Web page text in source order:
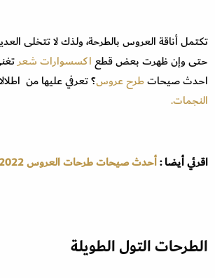
تكتمل أناقة العروس بالطرحة، ولذك لا تتخلى
حتى وإن ظهرت بعض قطعاكسسوارات شعر
احدث صيحاتطرح عروس؟ تعرفي عليها من
النجمات.
اقرئي أيضا :أحدث صيحات طرحات العروس 2022
الطرحات التول الطويلة